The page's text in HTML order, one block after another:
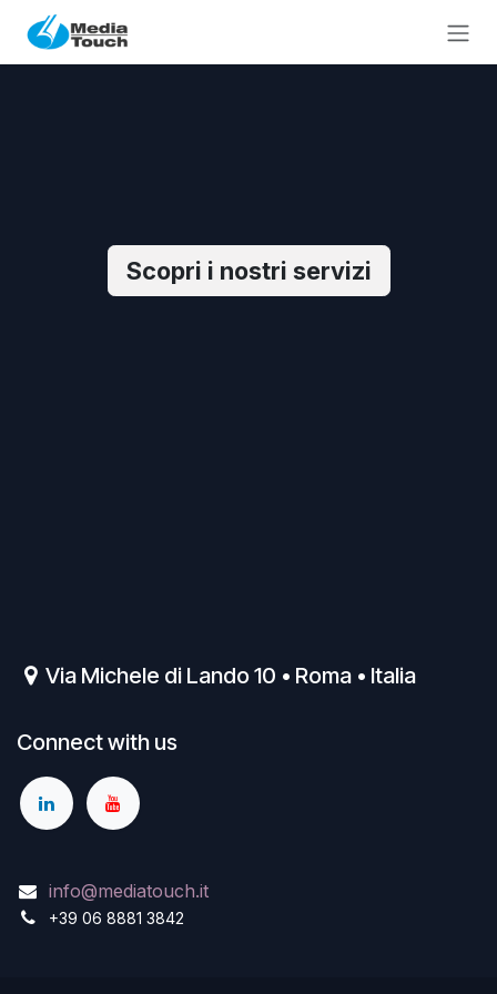
Skip to Content
Scopri i nostri servizi
Via Michele di Lando 10 • Roma • Italia
Connect with us
info@mediatouch.it
+39 06 8881 3842